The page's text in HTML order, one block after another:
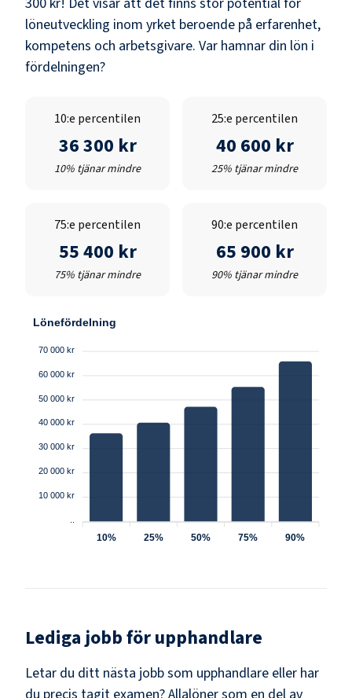
löneutveckling inom yrket beroende på erfarenhet,
kompetens och arbetsgivare. Var hamnar din lön i
fördelningen?
10:e percentilen
36 300 kr
10% tjänar mindre
25:e percentilen
40 600 kr
25% tjänar mindre
75:e percentilen
55 400 kr
75% tjänar mindre
90:e percentilen
65 900 kr
90% tjänar mindre
Lönefördelning
70 000 kr
60 000 kr
50 000 kr
40 000 kr
30 000 kr
20 000 kr
10 000 kr
10% 25% 50% 75% 90%
Lediga jobb förupphandlare
Letar du ditt nästa jobb som upphandlare eller har
du precis tagit examen? Allalöner som en del av